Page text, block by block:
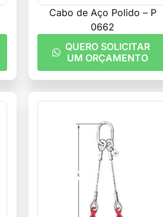
Cabo de Aço Polido – P
0662
QUERO SOLICITAR
UM ORÇAMENTO